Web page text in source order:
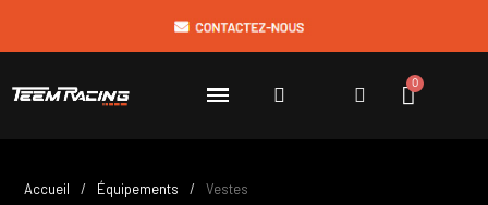
Accueil Équipements Vestes